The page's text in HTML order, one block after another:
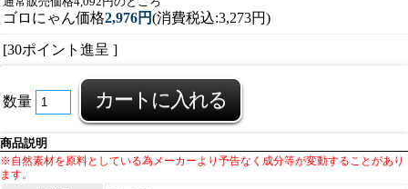
ゴロにゃん価格2,976円(消費税込:3,273円)
[30ポイント進呈 ]
数量
商品説明
※自然素材を原料としている為メーカーより予告なく成分等が変動することがあり
ます。